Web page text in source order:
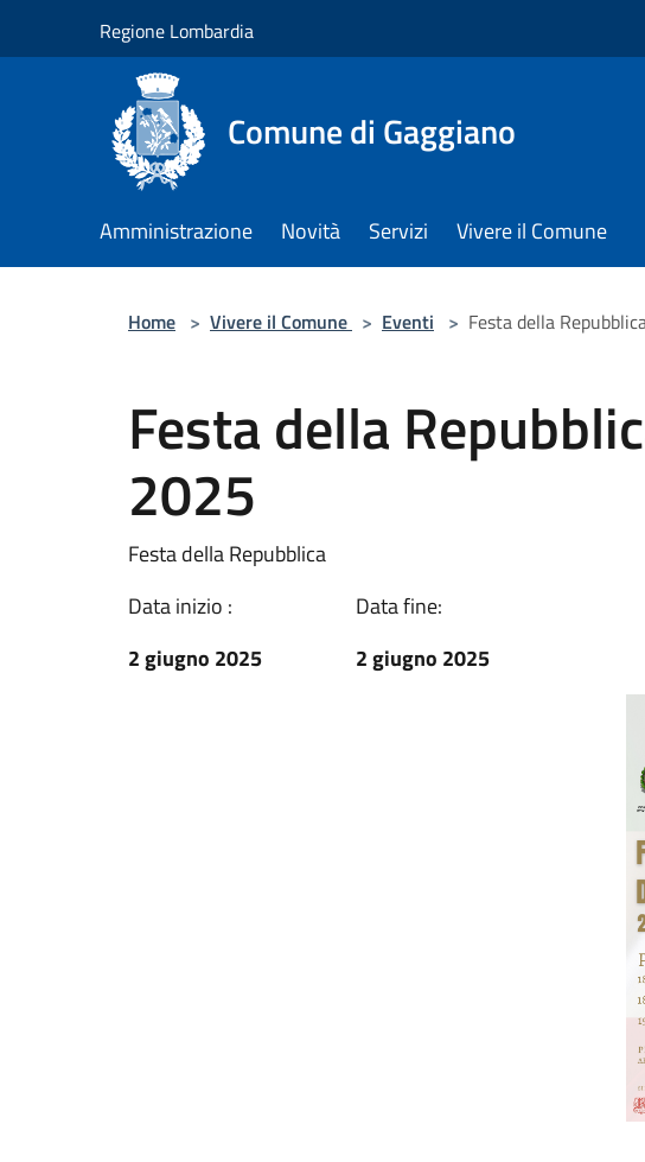
Regione Lombardia
Comune di Gaggiano
Amministrazione Novità Servizi Vivere il Comune
Home > Vivere il Comune > Eventi > Festa della
Festa della
2025
Festa della Repubblica
Data inizio :
2 giugno 2025
Data fine:
2 giugno 2025